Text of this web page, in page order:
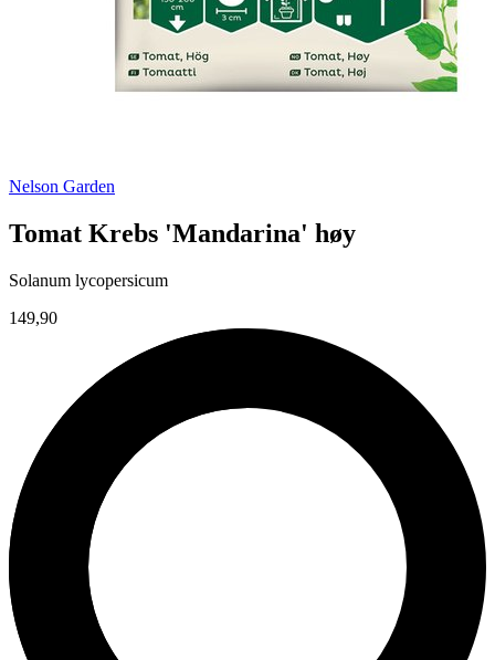
Nelson Garden
Tomat Krebs 'Mandarina' høy
Solanum lycopersicum
149,90